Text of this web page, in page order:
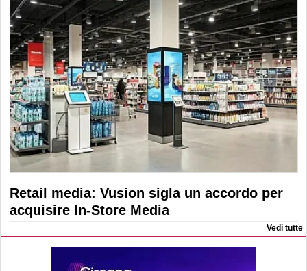
Retail media: Vusion sigla un accordo per
acquisire In-Store Media
Vedi tutte